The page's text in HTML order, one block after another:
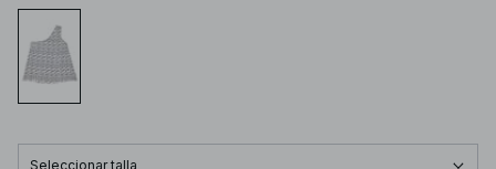
Seleccionar talla